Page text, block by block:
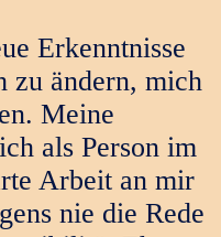
Erkenntnisse
zu ändern, mich
Meine
als Person im
Arbeit an mir
nie die Rede